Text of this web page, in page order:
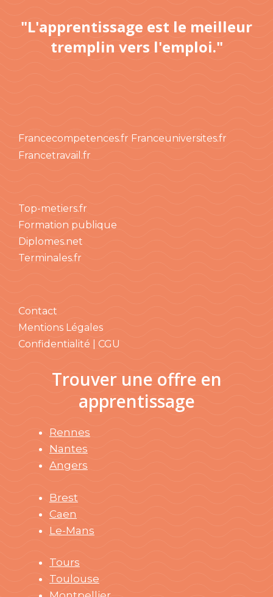
"L'apprentissage est le meilleur
tremplin vers l'emploi."
Francecompetences.fr Franceuniversites.fr
Francetravail.fr
Top-metiers.fr
Formation publique
Diplomes.net
Terminales.fr
Contact
Mentions Légales
Confidentialité | CGU
Trouver une offre en
apprentissage
Rennes
Nantes
Angers
Brest
Caen
Le-Mans
Tours
Toulouse